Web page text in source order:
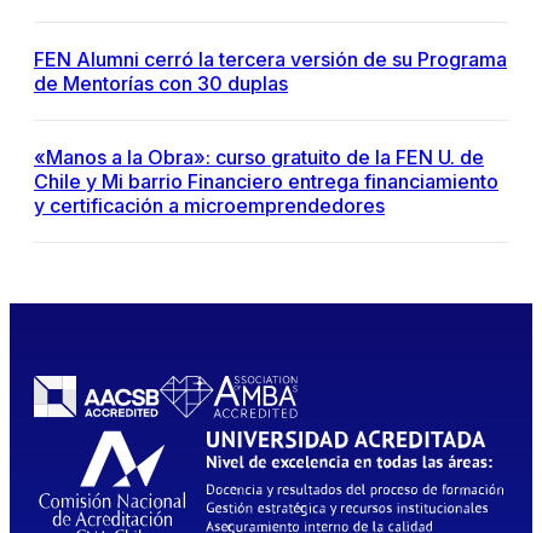
FEN Alumni cerró la tercera versión de su Programa
de Mentorías con 30 duplas
«Manos a la Obra»: curso gratuito de la FEN U. de
Chile y Mi barrio Financiero entrega financiamiento
y certificación a microemprendedores